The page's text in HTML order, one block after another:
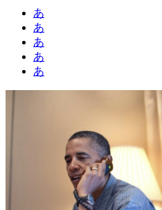
あ
あ
あ
あ
あ